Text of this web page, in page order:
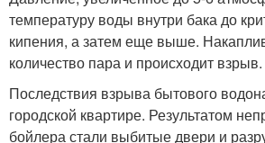
температуру воды внутри бака до
кипения, а затем еще выше.
количество пара и происходит взрыв.
Последствия взрыва бытового
городской квартире. Результатом
бойлера стали выбитые двери и